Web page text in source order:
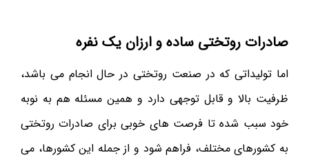
صادرات روتختی ساده و ارزان یک نفره
اما تولیداتی که در صنعت روتختی در حال انجام می باشد،
ظرفیت بالا و قابل توجهی دارد و همین مسئله هم به نوبه
خود سبب شده تا فرصت های خوبی برای صادرات روتختی
به کشورهای مختلف، فراهم شود و از جمله این کشورها، می